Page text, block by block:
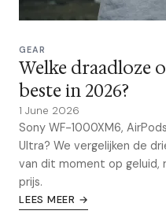
GEAR
Welke draadloze
beste in 2026?
1 June 2026
Sony WF-1000XM6,
Ultra? We vergelijken de
van dit moment op geluid,
prijs.
LEES MEER →